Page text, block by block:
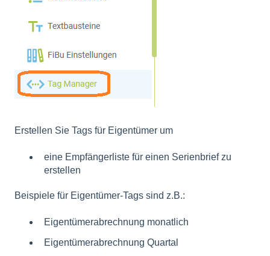
Erstellen Sie Tags für Eigentümer um
eine Empfängerliste für einen Serienbrief zu
erstellen
Beispiele für Eigentümer-Tags sind z.B.:
Eigentümerabrechnung monatlich
Eigentümerabrechnung Quartal